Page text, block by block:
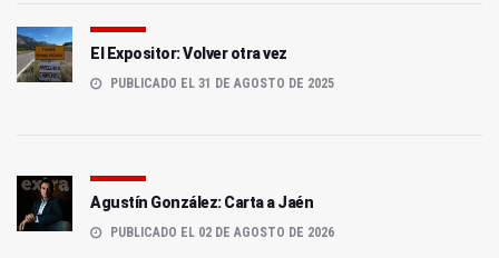
El Expositor: Volver otra vez
PUBLICADO EL 31 DE AGOSTO DE 2025
Agustín González: Carta a Jaén
PUBLICADO EL 02 DE AGOSTO DE 2026